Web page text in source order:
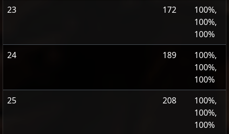
23
172
100%,
100%,
100%
24
189
100%,
100%,
100%
25
208
100%,
100%,
100%